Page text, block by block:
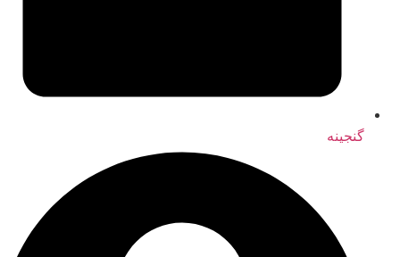
گنجینه